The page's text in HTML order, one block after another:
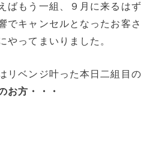
ばもう一組、９月に来るはず
でキャンセルとなったお客さ
やってまいりました。
リベンジ叶った本日二組目の
お方・・・